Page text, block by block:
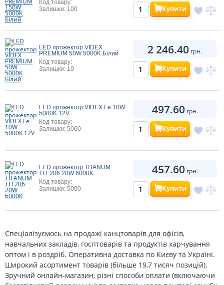
Код товару:
Залишки: 100
Купити
LED прожектор VIDEX
PREMIUM 50W 5000K Білий
Код товару:
Залишки: 10
2 246.40 грн.
Купити
LED прожектор VIDEX Fe 10W
5000K 12V
Код товару:
Залишки: 5000
497.60 грн.
Купити
LED прожектор TITANUM
TLF206 20W 6000K
Код товару:
Залишки: 5000
457.60 грн.
Купити
Спеціалізуємось на продажі канцтоварів для офісів,
навчальних закладів, госптоварів та продуктів харчування
оптом і в роздріб. Оперативна доставка по Києву та Україні.
Широкий асортимент товарів (більше 19,7 тисяч позицій).
Зручний онлайн-магазин, різні способи оплати (включаючи